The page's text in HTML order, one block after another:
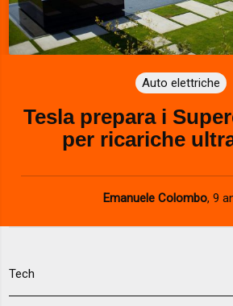
Auto elettriche
Tesla prepara i
per ricariche
Emanuele Colombo, 9
Tech